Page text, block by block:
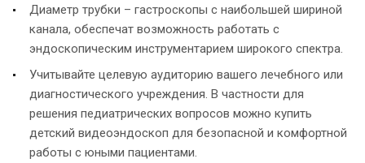
Диаметр трубки – гастроскопы с наибольшей шириной
канала, обеспечат возможность работать с
эндоскопическим инструментарием широкого спектра.
Учитывайте целевую аудиторию вашего лечебного или
диагностического учреждения. В частности для
решения педиатрических вопросов можно купить
детский видеоэндоскоп для безопасной и комфортной
работы с юными пациентами.